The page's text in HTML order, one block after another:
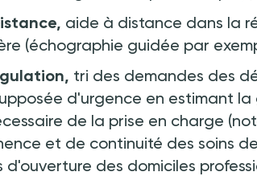
aide à distance dans la
(échographie guidée par
tri des demandes des
d'urgence en estimant
de la prise en charge
et de continuité des soins
d'ouverture des domiciles